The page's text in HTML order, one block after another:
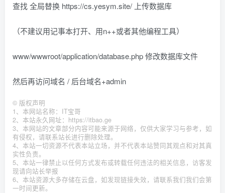
查找 全局替换 https://cs.yesym.site/ 上传数据库
（不建议用记事本打开、用n++或者其他编程工具）
www/wwwroot/application/database.php 修改数据库文件
然后再访问域名 / 后台域名+admin
© 版权声明
1、本网站名称：IT宝哥
2、本站永久网址：https://itbao.ge
3、本网站的文章部分内容可能来源于网络，仅供大家学习与参考，如
有侵权，请联系站长进行删除处理。
4、本站一切资源不代表本站立场，并不代表本站赞同其观点和对其真
实性负责。
5、本站一律禁止以任何方式发布或转载任何违法的相关信息，访客发
现请向站长举报
6、本站资源大多存储在云盘，如发现链接失效，请联系我们我们会第
一时间更新。